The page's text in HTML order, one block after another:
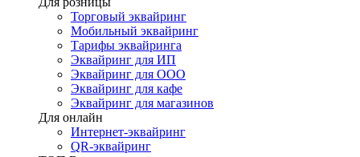
Торговый эквайринг
Мобильный эквайринг
Тарифы эквайринга
Эквайринг для ИП
Эквайринг для ООО
Эквайринг для кафе
Эквайринг для магазинов
Для онлайн
Интернет-эквайринг
QR-эквайринг